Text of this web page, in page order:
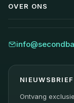
Veelgestelde
Garantiebeleid
OVER ONS
Blog
Duurzaamheid
NIEUWSBRIEF
Ontvang